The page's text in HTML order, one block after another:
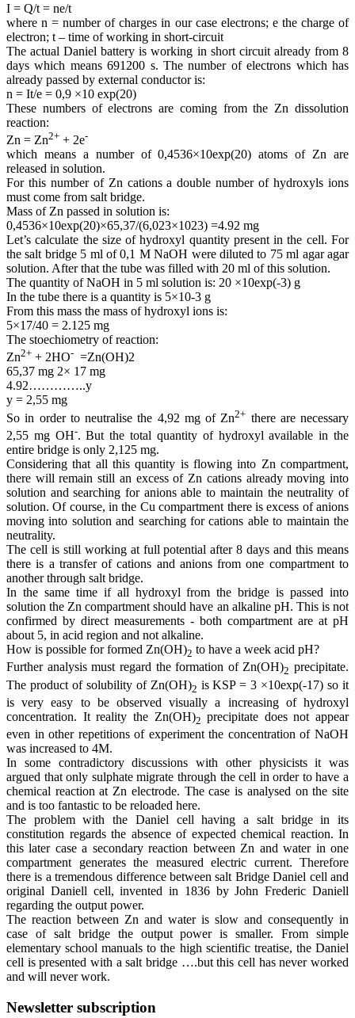
I = Q/t = ne/t
where n = number of charges in our case electrons; e the charge of
electron; t – time of working in short-circuit
The actual Daniel battery is working in short circuit already from 8
days which means 691200 s. The number of electrons which has
already passed by external conductor is:
n = It/e = 0,9 ×10 exp(20)
These numbers of electrons are coming from the Zn dissolution
reaction:
Zn = Zn2+ + 2e-
which means a number of 0,4536×10exp(20) atoms of Zn are
released in solution.
For this number of Zn cations a double number of hydroxyls ions
must come from salt bridge.
Mass of Zn passed in solution is:
0,4536×10exp(20)×65,37/(6,023×1023) =4.92 mg
Let’s calculate the size of hydroxyl quantity present in the cell. For
the salt bridge 5 ml of 0,1 M NaOH were diluted to 75 ml agar agar
solution. After that the tube was filled with 20 ml of this solution.
The quantity of NaOH in 5 ml solution is: 20 ×10exp(-3) g
In the tube there is a quantity is 5×10-3 g
From this mass the mass of hydroxyl ions is:
5×17/40 = 2.125 mg
The stoechiometry of reaction:
Zn2+ + 2HO- =Zn(OH)2
65,37 mg 2× 17 mg
4.92…………..y
y = 2,55 mg
So in order to neutralise the 4,92 mg of Zn2+ there are necessary
2,55 mg OH-. But the total quantity of hydroxyl available in the
entire bridge is only 2,125 mg.
Considering that all this quantity is flowing into Zn compartment,
there will remain still an excess of Zn cations already moving into
solution and searching for anions able to maintain the neutrality of
solution. Of course, in the Cu compartment there is excess of anions
moving into solution and searching for cations able to maintain the
neutrality.
The cell is still working at full potential after 8 days and this means
there is a transfer of cations and anions from one compartment to
another through salt bridge.
In the same time if all hydroxyl from the bridge is passed into
solution the Zn compartment should have an alkaline pH. This is not
confirmed by direct measurements - both compartment are at pH
about 5, in acid region and not alkaline.
How is possible for formed Zn(OH)2 to have a week acid pH?
Further analysis must regard the formation of Zn(OH)2 precipitate.
The product of solubility of Zn(OH)2 is KSP = 3 ×10exp(-17) so it
is very easy to be observed visually a increasing of hydroxyl
concentration. It reality the Zn(OH)2 precipitate does not appear
even in other repetitions of experiment the concentration of NaOH
was increased to 4M.
In some contradictory discussions with other physicists it was
argued that only sulphate migrate through the cell in order to have a
chemical reaction at Zn electrode. The case is analysed on the site
and is too fantastic to be reloaded here.
The problem with the Daniel cell having a salt bridge in its
constitution regards the absence of expected chemical reaction. In
this later case a secondary reaction between Zn and water in one
compartment generates the measured electric current. Therefore
there is a tremendous difference between salt Bridge Daniel cell and
original Daniell cell, invented in 1836 by John Frederic Daniell
regarding the output power.
The reaction between Zn and water is slow and consequently in
case of salt bridge the output power is smaller. From simple
elementary school manuals to the high scientific treatise, the Daniel
cell is presented with a salt bridge ….but this cell has never worked
and will never work.
Newsletter subscription